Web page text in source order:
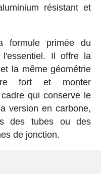
résistant et
formule primée du
Il offre la
la même géométrie
fort et monter
qui conserve le
version en carbone,
des tubes ou des
de jonction.